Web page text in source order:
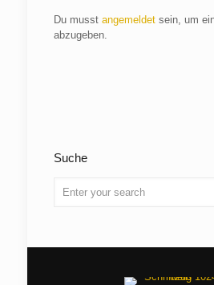
Du musst angemeldetsein, um
abzugeben.
Suche